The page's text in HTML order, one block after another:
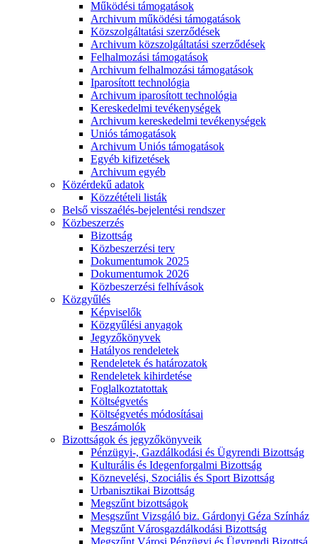
Működési támogatások
Archivum működési támogatások
Közszolgáltatási szerződések
Archivum közszolgáltatási szerződések
Felhalmozási támogatások
Archivum felhalmozási támogatások
Iparosított technológia
Archivum iparosított technológia
Kereskedelmi tevékenységek
Archivum kereskedelmi tevékenységek
Uniós támogatások
Archivum Uniós támogatások
Egyéb kifizetések
Archivum egyéb
Közérdekű adatok
Közzétételi listák
Belső visszaélés-bejelentési rendszer
Közbeszerzés
Bizottság
Közbeszerzési terv
Dokumentumok 2025
Dokumentumok 2026
Közbeszerzési felhívások
Közgyűlés
Képviselők
Közgyűlési anyagok
Jegyzőkönyvek
Hatályos rendeletek
Rendeletek és határozatok
Rendeletek kihirdetése
Foglalkoztatottak
Költségvetés
Költségvetés módosításai
Beszámolók
Bizottságok és jegyzőkönyveik
Pénzügyi-, Gazdálkodási és Ügyrendi Bizottság
Kulturális és Idegenforgalmi Bizottság
Köznevelési, Szociális és Sport Bizottság
Urbanisztikai Bizottság
Megszűnt bizottságok
Mesgszűnt Vizsgáló biz. Gárdonyi Géza Színház
Megszűnt Városgazdálkodási Bizottság
Megszűnt Városi Pénzügyi és Ügyrendi Bizottsá